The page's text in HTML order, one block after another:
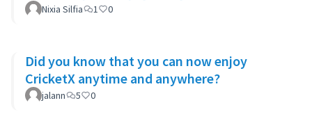
Nixia Silfia 1 0
Did you know that you can now enjoy
CricketX anytime and anywhere?
jalann 5 0